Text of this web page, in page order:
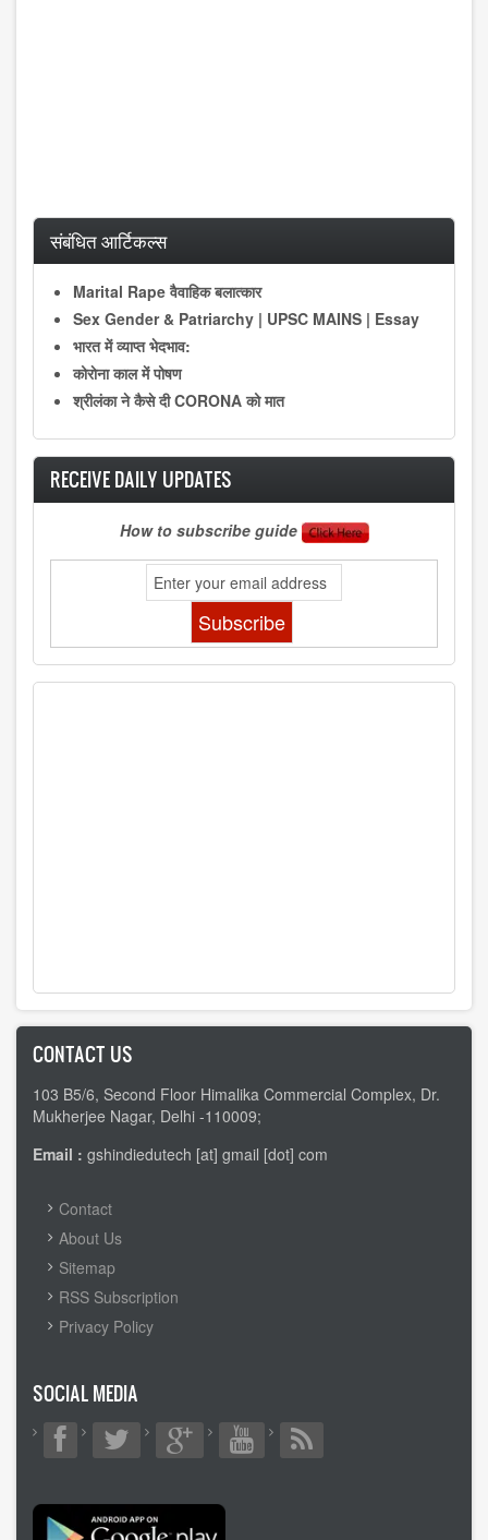
संबंधित आर्टिकल्स
Marital Rape वैवाहिक बलात्कार
Sex Gender & Patriarchy | UPSC MAINS | Essay
भारत में व्याप्त भेदभाव:
कोराेना काल में पोषण
श्रीलंका ने कैसे दी CORONA को मात
RECEIVE DAILY UPDATES
How to subscribe guide
CONTACT US
103 B5/6, Second Floor Himalika Commercial Complex, Dr.
Mukherjee Nagar, Delhi -110009;
Email : gshindiedutech [at] gmail [dot] com
FOOTER
MENU
Contact
About Us
Sitemap
RSS Subscription
Privacy Policy
SOCIAL MEDIA